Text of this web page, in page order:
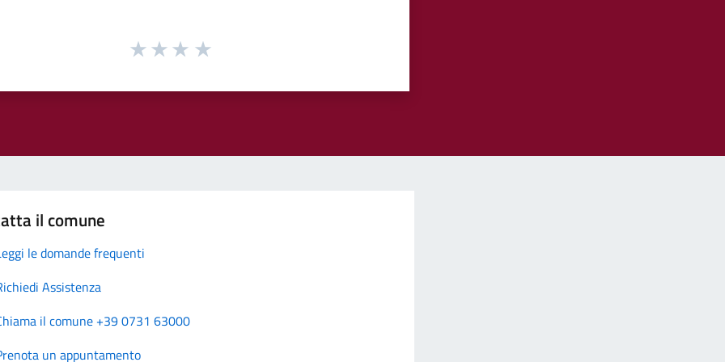
il comune
le domande frequenti
Assistenza
il comune +39 0731 63000
un appuntamento